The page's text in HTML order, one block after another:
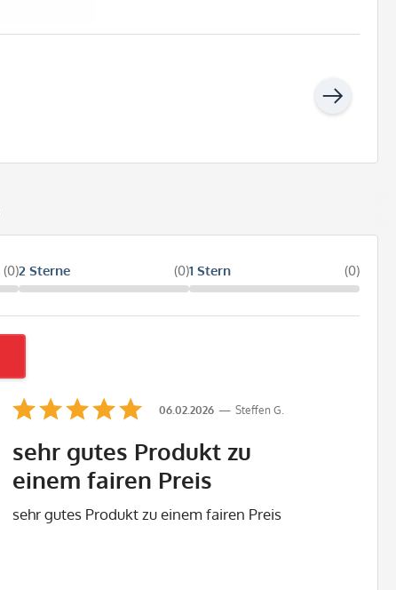
(0)2 Sterne (0)1 Stern (0)
Steffen G.
06.02.2026
sehr gutes Produkt zu
einem fairen Preis
sehr gutes Produkt zu einem fairen Preis